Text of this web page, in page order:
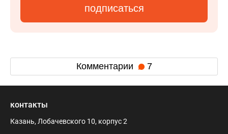
подписаться
Комментарии 7
контакты
Казань, Лобачевского 10, корпус 2